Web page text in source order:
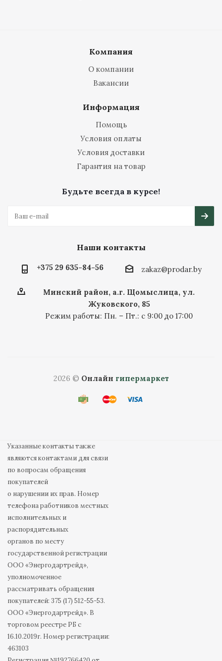
Компания
О компании
Вакансии
Информация
Помощь
Условия оплаты
Условия доставки
Гарантия на товар
Будьте всегда в курсе!
Наши контакты
+375 29 635-84-56 zakaz@prodar.by
Минский район, а.г. Щомыслица, ул.
Жуковского, 85
Режим работы: Пн. – Пт.: с 9:00 до 17:00
2026 © Онлайн гипермаркет
Указанные контакты также
являются контактами для связи
по вопросам обращения
покупателей
о нарушении их прав. Номер
телефона работников местных
исполнительных и
распорядительных
органов по месту
государственной регистрации
ООО «Энергодартрейд»,
уполномоченное
рассматривать обращения
покупателей: 375 (17) 512-55-53.
ООО «Энергодартрейд». В
торговом реестре РБ с
16.10.2019г. Номер регистрации:
463103